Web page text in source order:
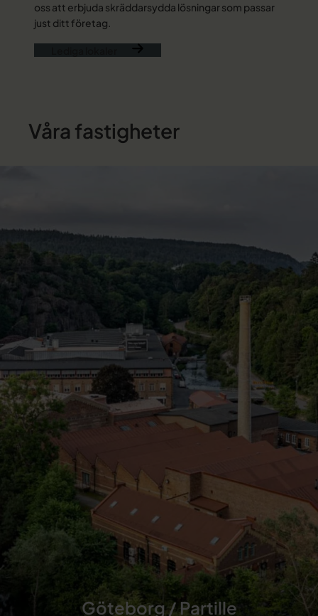
oss att erbjuda skräddarsydda lösningar som passar
just ditt företag.
Våra fastigheter
Göteborg / Partille